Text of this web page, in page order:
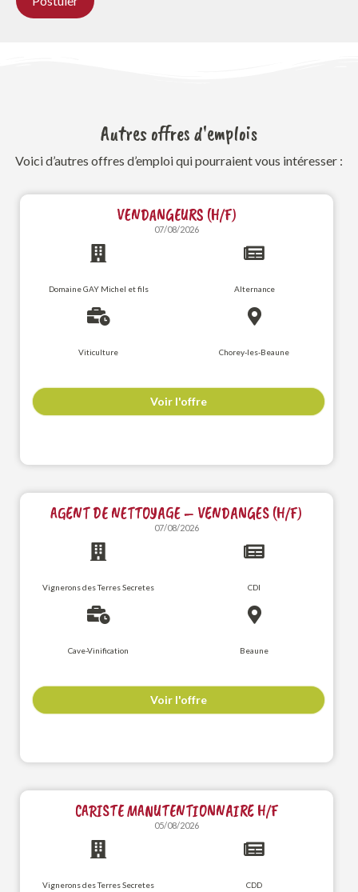
Autres offres d'emplois
Voici d’autres offres d’emploi qui pourraient vous intéresser :
VENDANGEURS (H/F)
07/08/2026
Domaine GAY Michel et fils Alternance
Viticulture Chorey-les-Beaune
Voir l'offre
AGENT DE NETTOYAGE – VENDANGES (H/F)
07/08/2026
Vignerons des Terres Secretes CDI
Cave-Vinification Beaune
Voir l'offre
CARISTE MANUTENTIONNAIRE H/F
05/08/2026
Vignerons des Terres Secretes CDD